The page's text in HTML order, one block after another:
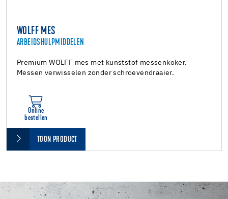
WOLFF MES
ARBEIDSHULPMIDDELEN
Premium WOLFF mes met kunststof messenkoker.
Messen verwisselen zonder schroevendraaier.
Online
bestellen
TOON PRODUCT